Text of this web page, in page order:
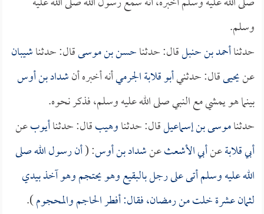
وسلم.
حدثناأحمد بن حنبلقال: حدثناحسن بن موسىقال: حدثناشيبان
عنيحيىقال: حدثنيأبو قلابة الجرميأنه أخبره أنشداد بن أوس
بينما هو يمشي مع النبي صلى الله عليه وسلم، فذكر نحوه.
حدثناموسى بن إسماعيلقال: حدثناوهيبقال: حدثناأيوبعن
أبي قلابةعنأبي الأشعثعنشداد بن أوس: (أن رسول الله صلى
الله عليه وسلم أتى على رجل بالبقيع وهو يحتجم وهو آخذ بيدي
لثمان عشرة خلت من رمضان، فقال: أفطر الحاجم والمحجوم).